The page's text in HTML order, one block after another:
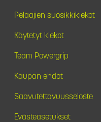
Pelaajien suosikkikiekot
Käytetyt kiekot
Team Powergrip
Kaupan ehdot
Saavutettavuusseloste
Evästeasetukset